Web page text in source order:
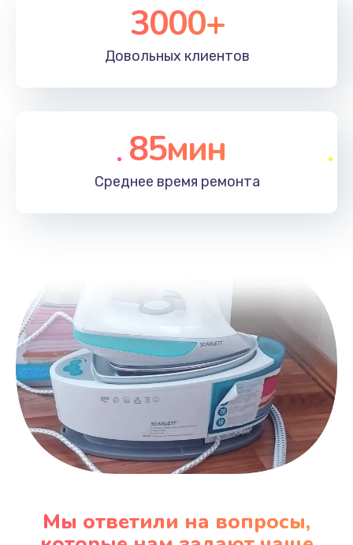
3000+
Довольных клиентов
85мин
Среднее время ремонта
Мы ответили на вопросы,